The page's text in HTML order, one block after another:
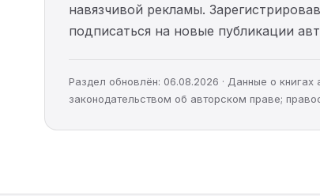
навязчивой рекламы.
подписаться на новые публикации
Раздел обновлён: 06.08.2026 · Данные о
законодательством об авторском праве;